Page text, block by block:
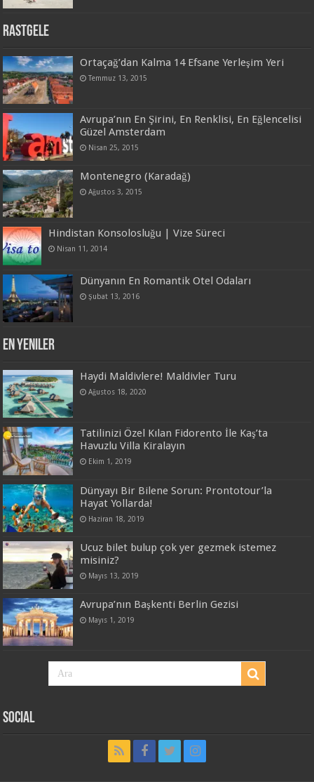
Rastgele
Ortaçağ’dan Kalma 14 Efsane Yerleşim Yeri
Temmuz 13, 2015
Avrupa’nın En Şirini, En Renklisi, En Eğlencelisi
Güzel Amsterdam
Nisan 25, 2015
Montenegro (Karadağ)
Ağustos 3, 2015
Hindistan Konsolosluğu | Vize Süreci
Nisan 11, 2014
Dünyanın En Romantik Otel Odaları
Şubat 13, 2016
En Yeniler
Haydi Maldivlere! Maldivler Turu
Ağustos 18, 2020
Tatilinizi Özel Kılan Fidorento İle Kaş’ta
Havuzlu Villa Kiralayın
Ekim 1, 2019
Dünyayı Bir Bilene Sorun: Prontotour’la
Hayat Yollarda!
Haziran 18, 2019
Ucuz bilet bulup çok yer gezmek istemez
misiniz?
Mayıs 13, 2019
Avrupa’nın Başkenti Berlin Gezisi
Mayıs 1, 2019
Social